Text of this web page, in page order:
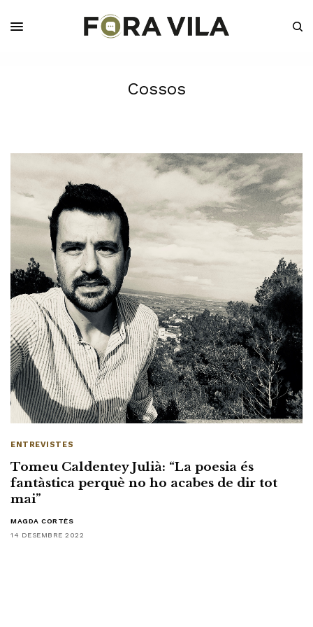
Cossos
ENTREVISTES
Tomeu Caldentey Julià: “La poesia és
fantàstica perquè no ho acabes de dir tot
mai”
MAGDA CORTÈS
14 DESEMBRE 2022